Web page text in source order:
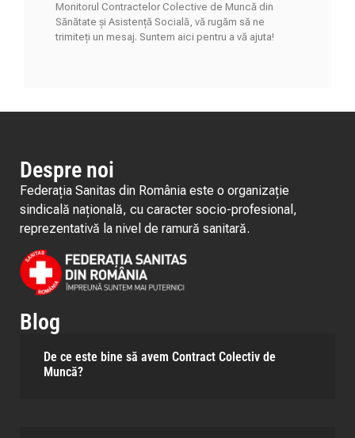
Monitorul Contractelor Colective de Muncă din
Sănătate și Asistență Socială, vă rugăm să ne
trimiteți un mesaj. Suntem aici pentru a vă ajuta!
Despre noi
Federația Sanitas din România este o organizație
sindicală națională, cu caracter socio-profesional,
reprezentativă la nivel de ramură sanitară.
Blog
De ce este bine să avem Contract Colectiv de
Muncă?